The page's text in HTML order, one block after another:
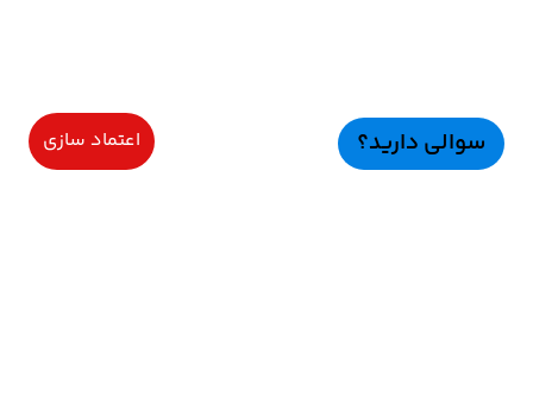
سوالی دارید؟ اعتماد سازی